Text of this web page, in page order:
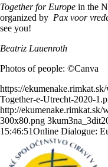
Together for Europe in the
organized by Pax voor
see you!
Beatriz Lauenroth
Photos of people: ©Canva
https://
Together-e-Utrecht-2020-
http://ekumenake.rimkat.sk/
300x80.png 3kum3na_3dit
15:46:51Online Dialogue: